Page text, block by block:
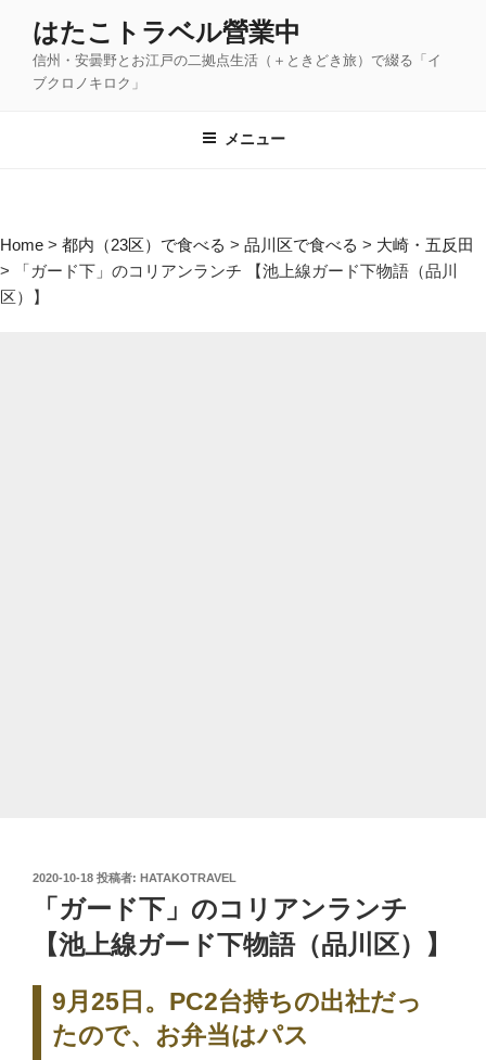
プ
はたこトラベル營業中
信州・安曇野とお江戸の二拠点生活（＋ときどき旅）で綴る「イ
ブクロノキロク」
メニュー
Home > 都内（23区）で食べる > 品川区で食べる > 大崎・五反田
>
「ガード下」のコリアンランチ 【池上線ガード下物語（品川
区）】
投
2020-10-18 投稿者: HATAKOTRAVEL
「ガード下」のコリアンランチ
【池上線ガード下物語（品川区）】
9月25日。PC2台持ちの出社だっ
たので、お弁当はパス